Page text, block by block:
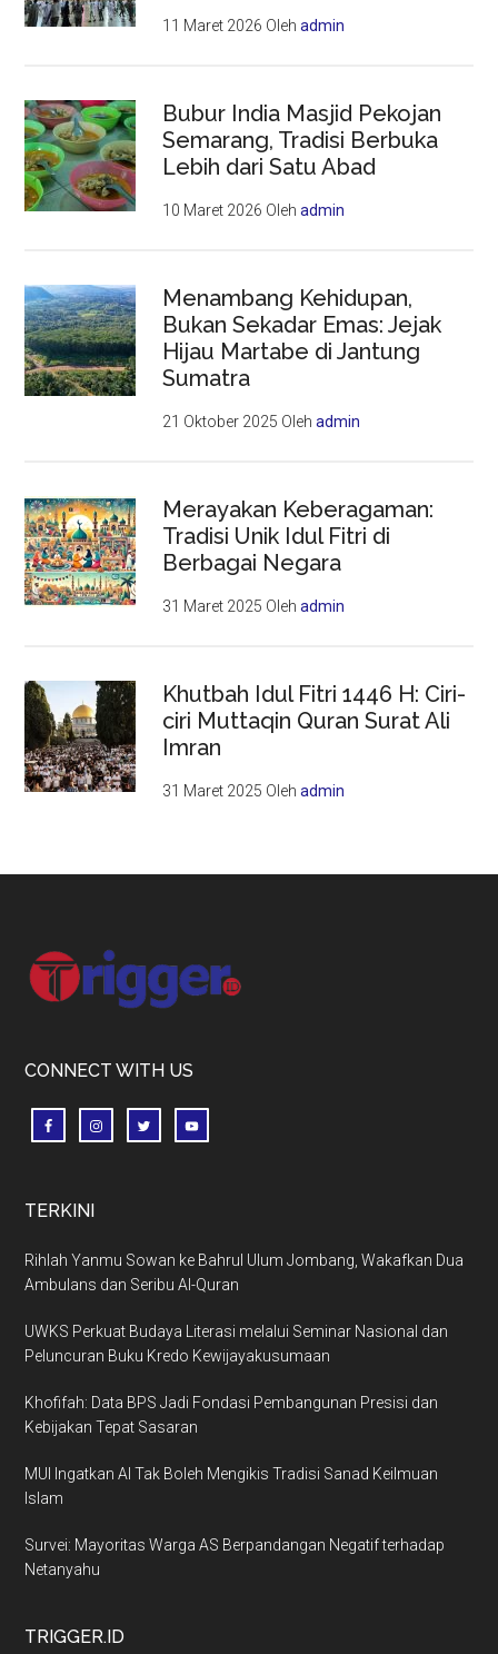
11 Maret 2026 Olehadmin
Bubur India Masjid Pekojan
Semarang, Tradisi Berbuka
Lebih dari Satu Abad
10 Maret 2026 Olehadmin
Menambang Kehidupan,
Bukan Sekadar Emas: Jejak
Hijau Martabe di Jantung
Sumatra
21 Oktober 2025 Olehadmin
Merayakan Keberagaman:
Tradisi Unik Idul Fitri di
Berbagai Negara
31 Maret 2025 Olehadmin
Khutbah Idul Fitri 1446 H: Ciri-
ciri Muttaqin Quran Surat Ali
Imran
31 Maret 2025 Olehadmin
Footer
CONNECT WITH US
TERKINI
Rihlah Yanmu Sowan ke Bahrul Ulum Jombang, Wakafkan Dua
Ambulans dan Seribu Al-Quran
UWKS Perkuat Budaya Literasi melalui Seminar Nasional dan
Peluncuran Buku Kredo Kewijayakusumaan
Khofifah: Data BPS Jadi Fondasi Pembangunan Presisi dan
Kebijakan Tepat Sasaran
MUI Ingatkan AI Tak Boleh Mengikis Tradisi Sanad Keilmuan
Islam
Survei: Mayoritas Warga AS Berpandangan Negatif terhadap
Netanyahu
TRIGGER.ID